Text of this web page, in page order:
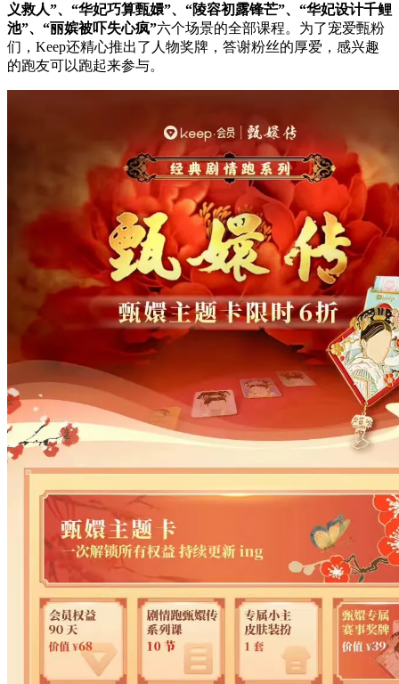
义救人”、“华妃巧算甄嬛”、“陵容初露锋芒”、“华妃设计千鲤
池”、“丽嫔被吓失心疯”六个场景的全部课程。为了宠爱甄粉
们，Keep还精心推出了人物奖牌，答谢粉丝的厚爱，感兴趣
的跑友可以跑起来参与。